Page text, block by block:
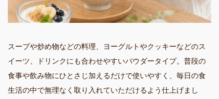
スープや炒め物などの料理、ヨーグルトやクッキーなどのス
イーツ、ドリンクにも合わせやすいパウダータイプ。普段の
食事や飲み物にひとさじ加えるだけで使いやすく、毎日の食
生活の中で無理なく取り入れていただけるよう仕上げまし